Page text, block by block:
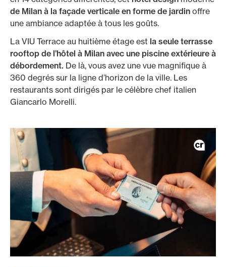
de Milan à la façade verticale en forme de jardin offre
une ambiance adaptée à tous les goûts.
La VIU Terrace au huitième étage est la seule terrasse
rooftop de l’hôtel à Milan avec une piscine extérieure à
débordement. De là, vous avez une vue magnifique à
360 degrés sur la ligne d’horizon de la ville. Les
restaurants sont dirigés par le célèbre chef italien
Giancarlo Morelli.